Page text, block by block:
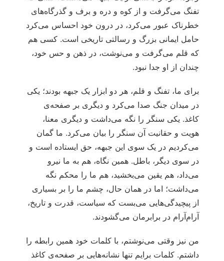
تفنگ می‌گرفت و از کوه و دره و برف و گذرگاه‌های
خطرناک عبور می‌کرد، در درون خود احساس می‌کرد
حامل ایمانی بزرگ و رسالتی تاریخی است. کسی هم
که قلم می‌گرفت و می‌نوشت، در ذهن و حس خود،
چندان از او جدا نبود.
برای ما، تفنگ و قلم، هر دو ابزار یک جبهه بودند؛ یکی
در میدان جنگ صدا می‌کرد و دیگری بر صفحه‌ی
کاغذ. یکی سنگر را نگه می‌داشت و دیگری معنا،
هویت و حقانیت آن سنگر را بیان می‌کرد. ما گمان
می‌کردیم در یک سوی این جبهه، حق ایستاده است و
در سوی دیگر، باطل. همین نگاه، هم به ما نیرو
می‌داد، هم یقین می‌بخشید، هم ما را محکم نگه
می‌داشت؛ اما در همان حال، چشم ما را بر بسیاری
از پیچیدگی‌هایی می‌بست که سیاست، قدرت و تاریخ،
آرام‌آرام در برابرمان می‌گشودند.
من نیز وقتی می‌نوشتم، با کلمات خود همین رابطه را
داشتم. کلمات برایم تنها نشانه‌هایی بر صفحه‌ی کاغذ